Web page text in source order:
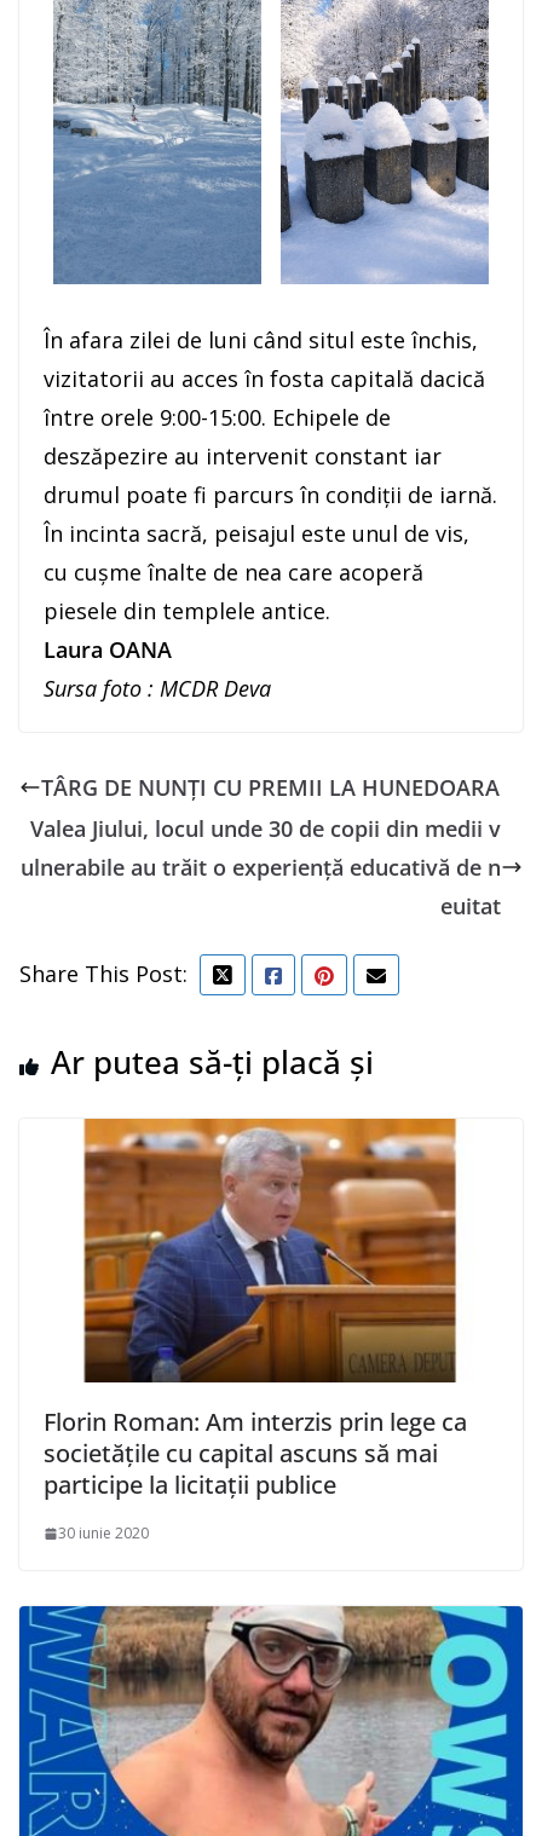
În afara zilei de luni când situl este închis,
vizitatorii au acces în fosta capitală dacică
între orele 9:00-15:00. Echipele de
deszăpezire au intervenit constant iar
drumul poate fi parcurs în condiții de iarnă.
În incinta sacră, peisajul este unul de vis,
cu cușme înalte de nea care acoperă
piesele din templele antice.
Laura OANA
Sursa foto : MCDR Deva
TÂRG DE NUNȚI CU PREMII LA HUNEDOARA
Valea Jiului, locul unde 30 de copii din medii v
ulnerabile au trăit o experiență educativă de n
euitat
Share This Post:
Ar putea să-ți placă și
Florin Roman: Am interzis prin lege ca
societăţile cu capital ascuns să mai
participe la licitaţii publice
30 iunie 2020